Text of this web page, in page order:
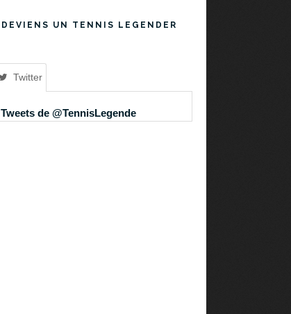
DEVIENS UN TENNIS LEGENDER
Twitter
Tweets de @TennisLegende